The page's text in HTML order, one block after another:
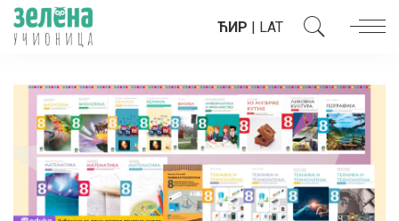
ЋИР | LAT